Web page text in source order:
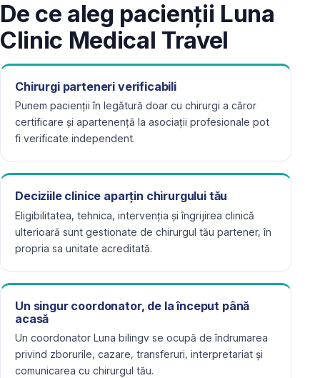
De ce aleg pacienții Luna
Clinic Medical Travel
Chirurgi parteneri verificabili
Punem pacienții în legătură doar cu chirurgi a căror
certificare și apartenență la asociații profesionale pot
fi verificate independent.
Deciziile clinice aparțin chirurgului tău
Eligibilitatea, tehnica, intervenția și îngrijirea clinică
ulterioară sunt gestionate de chirurgul tău partener, în
propria sa unitate acreditată.
Un singur coordonator, de la început până
acasă
Un coordonator Luna bilingv se ocupă de îndrumarea
privind zborurile, cazare, transferuri, interpretariat și
comunicarea cu chirurgul tău.